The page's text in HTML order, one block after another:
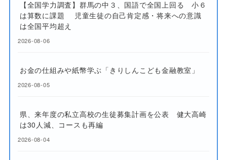
【全国学力調査】群馬の中３、国語で全国上回る 小６
は算数に課題 児童生徒の自己肯定感・将来への意識
は全国平均超え
2026-08-06
お金の仕組みや紙幣学ぶ「きりしんこども金融教室」
2026-08-05
県、来年度の私立高校の生徒募集計画を公表 健大高崎
は30人減、コースも再編
2026-08-04